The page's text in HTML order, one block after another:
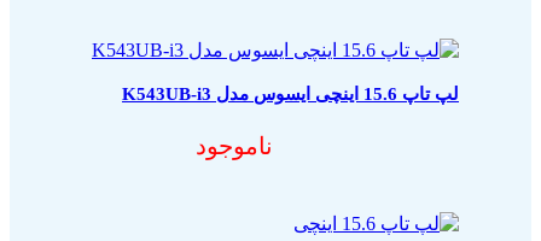
لپ تاپ 15.6 اینچی ایسوس مدل K543UB-i3
ناموجود